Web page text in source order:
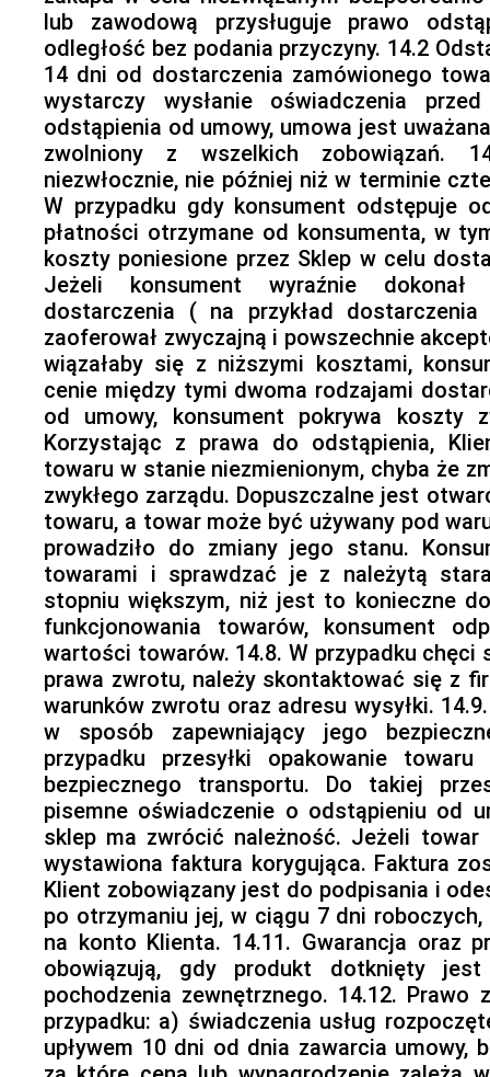
lub zawodową przysługuje prawo
odległość bez podania przyczyny. 14.2
14 dni od dostarczenia zamówionego
wystarczy wysłanie oświadczenia
odstąpienia od umowy, umowa jest
zwolniony z wszelkich zobowiązań.
niezwłocznie, nie później niż w terminie
W przypadku gdy konsument odstępuje
płatności otrzymane od konsumenta, w
koszty poniesione przez Sklep w celu
Jeżeli konsument wyraźnie dokonał
dostarczenia ( na przykład
zaoferował zwyczajną i powszechnie
wiązałaby się z niższymi kosztami,
cenie między tymi dwoma rodzajami
od umowy, konsument pokrywa koszty
Korzystając z prawa do odstąpienia,
towaru w stanie niezmienionym, chyba że
zwykłego zarządu. Dopuszczalne jest
towaru, a towar może być używany pod
prowadziło do zmiany jego stanu.
towarami i sprawdzać je z należytą
stopniu większym, niż jest to konieczne
funkcjonowania towarów, konsument
wartości towarów. 14.8. W przypadku
prawa zwrotu, należy skontaktować się z
warunków zwrotu oraz adresu wysyłki.
w sposób zapewniający jego
przypadku przesyłki opakowanie
bezpiecznego transportu. Do takiej
pisemne oświadczenie o odstąpieniu od
sklep ma zwrócić należność. Jeżeli towar
wystawiona faktura korygująca. Faktura
Klient zobowiązany jest do podpisania i
po otrzymaniu jej, w ciągu 7 dni
na konto Klienta. 14.11. Gwarancja oraz
obowiązują, gdy produkt dotknięty jest
pochodzenia zewnętrznego. 14.12. Prawo
przypadku: a) świadczenia usług
upływem 10 dni od dnia zawarcia umowy,